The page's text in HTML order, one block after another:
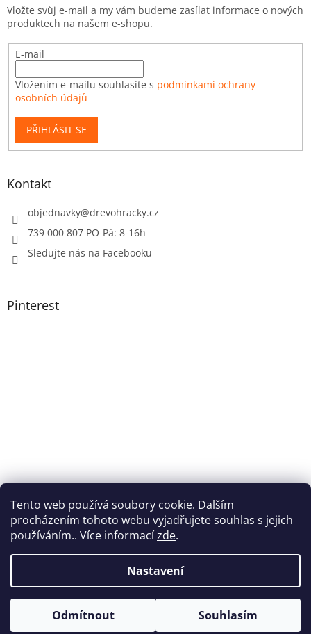
Tento web používá soubory cookie. Dalším
procházením tohoto webu vyjadřujete souhlas s jejich
používáním.. Více informacízde.
Nastavení
Odmítnout Souhlasím
Vložte svůj e-mail a my vám budeme zasílat informace o nových
produktech na našem e-shopu.
E-mail
Vložením e-mailu souhlasíte s podmínkami ochrany
osobních údajů
PŘIHLÁSIT SE
Kontakt
objednavky@drevohracky.cz
739 000 807 PO-Pá: 8-16h
Sledujte nás na Facebooku
Pinterest
Vytvořil Shoptet
Copyright 2026Nabytek-vencl.cz . Všechna práva vyhrazena.